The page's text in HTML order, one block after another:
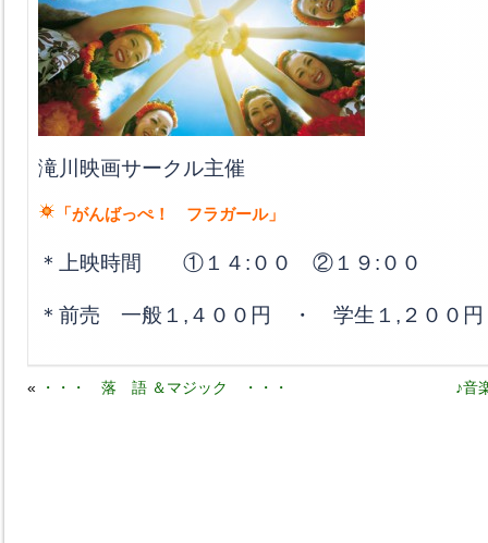
滝川映画サークル主催
「がんばっぺ！ フラガール」
＊上映時間 ①１４:００ ②１９:００
＊前売 一般１,４００円 ・ 学生１,２００
« ・・・ 落 語 ＆マジック ・・・ ♪音